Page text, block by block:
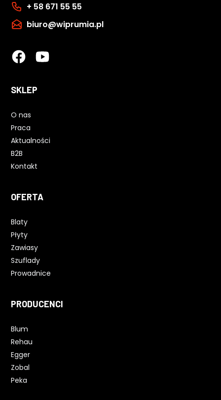
+ 58 671 55 55
biuro@wiprumia.pl
SKLEP
O nas
Praca
Aktualności
B2B
Kontakt
OFERTA
Blaty
Płyty
Zawiasy
Szuflady
Prowadnice
PRODUCENCI
Blum
Rehau
Egger
Zobal
Peka